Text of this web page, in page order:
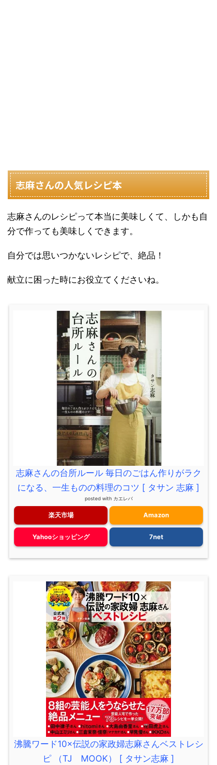
志麻さんの人気レシピ本
志麻さんのレシピって本当に美味しくて、しかも自
分で作っても美味しくできます。
自分では思いつかないレシピで、絶品！
献立に困った時にお役立てくださいね。
志麻さんの台所ルール 毎日のごはん作りがラク
になる、一生ものの料理のコツ [ タサン 志麻 ]
posted with カエレバ
楽天市場 Amazon
Yahooショッピング 7net
沸騰ワード10×伝説の家政婦志麻さんベストレシ
ピ （TJ MOOK） [ タサン志麻 ]